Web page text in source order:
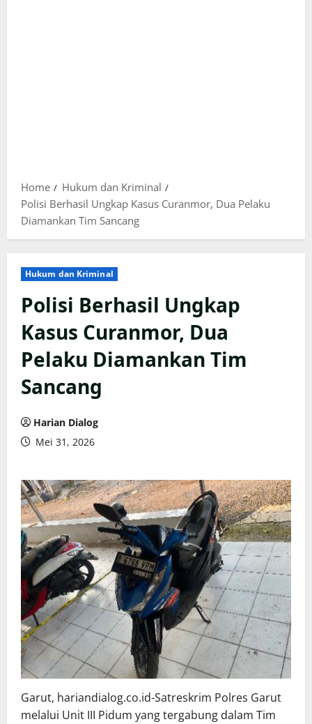
Home
Hukum dan Kriminal
Polisi Berhasil Ungkap Kasus Curanmor, Dua Pelaku
Diamankan Tim Sancang
Hukum dan Kriminal
Polisi Berhasil Ungkap
Kasus Curanmor, Dua
Pelaku Diamankan Tim
Sancang
Harian Dialog
Mei 31, 2026
Garut, hariandialog.co.id-Satreskrim Polres Garut
melalui Unit III Pidum yang tergabung dalam Tim